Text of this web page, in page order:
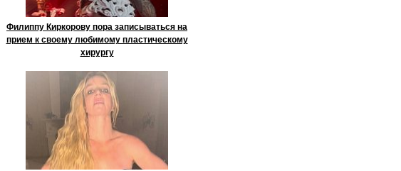
Филиппу Киркорову пора записываться на
прием к своему любимому пластическому
хирургу